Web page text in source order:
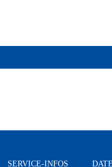
SERVICE-INFOS